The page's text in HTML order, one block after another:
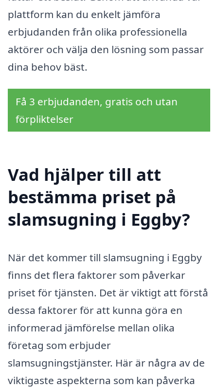
plattform kan du enkelt jämföra
erbjudanden från olika professionella
aktörer och välja den lösning som passar
dina behov bäst.
Få 3 erbjudanden, gratis och utan
förpliktelser
Vad hjälper till att
bestämma priset på
slamsugning i Eggby?
När det kommer till slamsugning i Eggby
finns det flera faktorer som påverkar
priset för tjänsten. Det är viktigt att förstå
dessa faktorer för att kunna göra en
informerad jämförelse mellan olika
företag som erbjuder
slamsugningstjänster. Här är några av de
viktigaste aspekterna som kan påverka